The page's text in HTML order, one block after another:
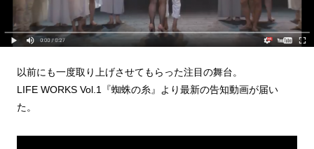
以前にも一度取り上げさせてもらった注目の舞台。
LIFE WORKS Vol.1『蜘蛛の糸』より最新の告知動画が届い
た。